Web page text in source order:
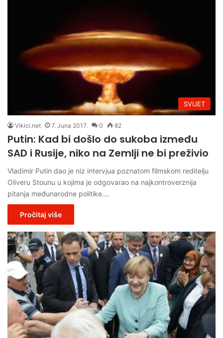
SVIJET
Vikici.net 7. Juna 2017. 0 82
Putin: Kad bi došlo do sukoba između
SAD i Rusije, niko na Zemlji ne bi preživio
Vladimir Putin dao je niz intervjua poznatom filmskom reditelju
Oliveru Stounu u kojima je odgovarao na najkontroverznija
pitanja međunarodne politike.…
Pročitaj više